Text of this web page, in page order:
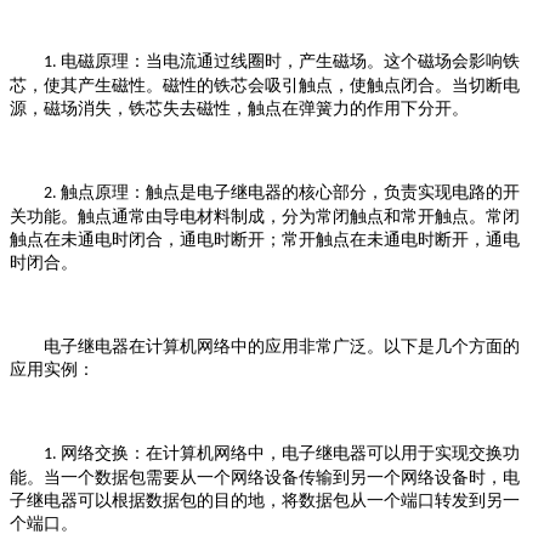
1. 电磁原理：当电流通过线圈时，产生磁场。这个磁场会影响铁
芯，使其产生磁性。磁性的铁芯会吸引触点，使触点闭合。当切断电
源，磁场消失，铁芯失去磁性，触点在弹簧力的作用下分开。
2. 触点原理：触点是电子继电器的核心部分，负责实现电路的开
关功能。触点通常由导电材料制成，分为常闭触点和常开触点。常闭
触点在未通电时闭合，通电时断开；常开触点在未通电时断开，通电
时闭合。
电子继电器在计算机网络中的应用非常广泛。以下是几个方面的
应用实例：
1. 网络交换：在计算机网络中，电子继电器可以用于实现交换功
能。当一个数据包需要从一个网络设备传输到另一个网络设备时，电
子继电器可以根据数据包的目的地，将数据包从一个端口转发到另一
个端口。